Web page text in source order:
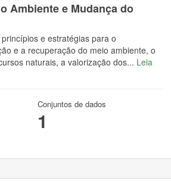
Ambiente e Mudança do
e estratégias para o
e a recuperação do meio ambiente, o
naturais, a valorização dos... Leia
Conjuntos de dados
1